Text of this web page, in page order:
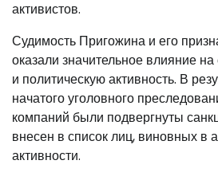
активистов.
Судимость Пригожина и его
оказали значительное влияние
и политическую активность. В
начатого уголовного
компаний были подвергнуты
внесен в список лиц, виновных в
активности.